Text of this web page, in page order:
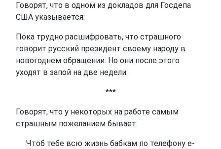
Говорят, что в одном из докладов для Госдепа
США указывается:
Пока трудно расшифровать, что страшного
говорит русский президент своему народу в
новогоднем обращении. Но они после этого
уходят в запой на две недели.
***
Говорят, что у некоторых на работе самым
страшным пожеланием бывает:
Чтоб тебе всю жизнь бабкам по телефону е-